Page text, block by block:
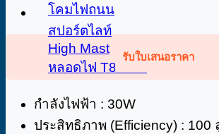
โคมไฟถนน
สปอร์ตไลท์
High Mast
หลอดไฟ T8 LED
รับใบเสนอราคา
กำลังไฟฟ้า : 30W
ประสิทธิภาพ (Efficiency) : 100